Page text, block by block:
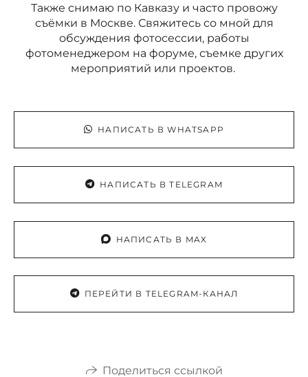
Также снимаю по Кавказу и часто провожу
съёмки в Москве. Свяжитесь со мной для
обсуждения фотосессии, работы
фотоменеджером на форуме, съемке других
мероприятий или проектов.
НАПИСАТЬ В WHATSAPP
НАПИСАТЬ В TELEGRAM
НАПИСАТЬ В MAX
ПЕРЕЙТИ В TELEGRAM-КАНАЛ
Поделиться ссылкой